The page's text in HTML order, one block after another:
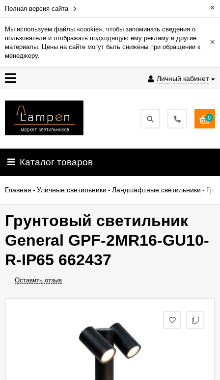
Полная версия сайта ×
Мы используем файлы «cookie», чтобы запоминать сведения о
пользователе и отображать подходящую ему рекламу и другие
материалы. Цены на сайте могут быть снижены при обращении к
менеджеру.
×
Личный кабинет
Гарантия
Доставка
и
Контакты
освещения
О
0
Каталог товаров
Главная - Уличные светильники - Ландшафтные светильники -
Грунтовый светильник
General GPF-2MR16-GU10-
R-IP65 662437
Оставить отзыв